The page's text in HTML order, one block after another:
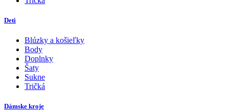
Deti
Blúzky a košieľky
Body
Doplnky
Šaty
Sukne
Tričká
Dámske kroje